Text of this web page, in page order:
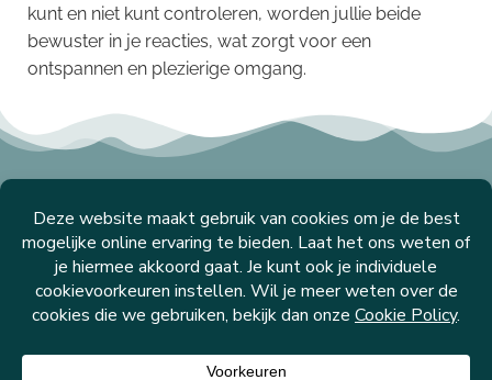
kunt en niet kunt controleren, worden jullie beide
bewuster in je reacties, wat zorgt voor een
ontspannen en plezierige omgang.
Instagram YouTube